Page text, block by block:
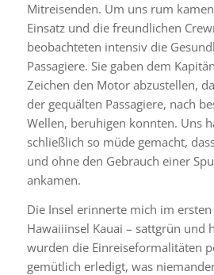
Mitreisenden. Um uns rum
Einsatz und die freundlichen
beobachteten intensiv die
Passagiere. Sie gaben dem
Zeichen den Motor abzustellen,
der gequälten Passagiere, nach
Wellen, beruhigen konnten. Uns
schließlich so müde gemacht,
und ohne den Gebrauch einer
ankamen.
Die Insel erinnerte mich im
Hawaiiinsel Kauai – sattgrün und
wurden die Einreiseformalitäten
gemütlich erledigt, was